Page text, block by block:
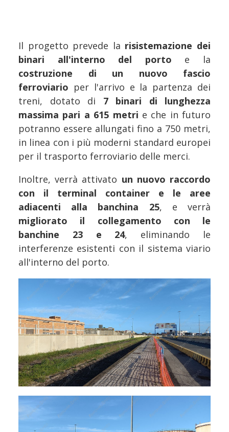
Il progetto prevede la risistemazione dei
binari all'interno del porto e la
costruzione di un nuovo fascio
ferroviario per l'arrivo e la partenza dei
treni, dotato di 7 binari di lunghezza
massima pari a 615 metri e che in futuro
potranno essere allungati fino a 750 metri,
in linea con i più moderni standard europei
per il trasporto ferroviario delle merci.
Inoltre, verrà attivato un nuovo raccordo
con il terminal container e le aree
adiacenti alla banchina 25, e verrà
migliorato il collegamento con le
banchine 23 e 24, eliminando le
interferenze esistenti con il sistema viario
all'interno del porto.